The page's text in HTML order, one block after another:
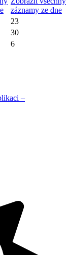
záznamy ze dne
23
30
6
–